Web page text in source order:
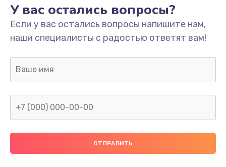
У вас остались вопросы?
Если у вас остались вопросы напишите нам,
наши специалисты с радостью ответят вам!